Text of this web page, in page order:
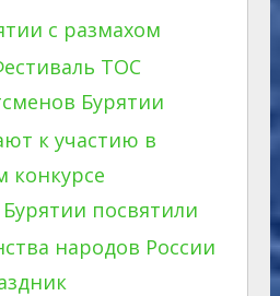
с размахом
ТОС
Бурятии
к участию в
конкурсе
посвятили
народов России